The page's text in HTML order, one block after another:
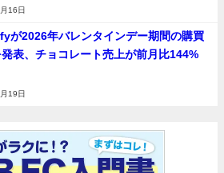
16日
が2026年バレンタインデー期間の購買
表、チョコレート売上が前月比144%
19日